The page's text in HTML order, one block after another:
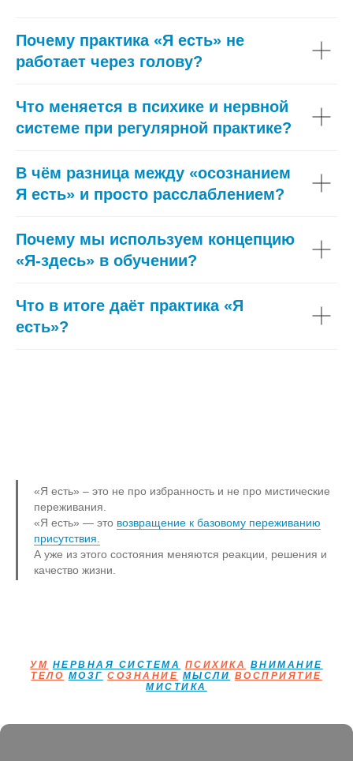
Почему практика «Я есть» не
работает через голову?
Что меняется в психике и нервной
системе при регулярной практике?
В чём разница между «осознанием
Я есть» и просто расслаблением?
Почему мы используем концепцию
«Я-здесь» в обучении?
Что в итоге даёт практика «Я
есть»?
«Я есть» – это не про избранность и не про мистические
переживания.
«Я есть» — это возвращение к базовому переживанию
присутствия.
А уже из этого состояния меняются реакции, решения и
качество жизни.
УМ НЕРВНАЯ СИСТЕМА ПСИХИКА
ВНИМАНИЕ
ТЕЛО МОЗГ СОЗНАНИЕ МЫСЛИ ВОСПРИЯТИЕ
МИСТИКА